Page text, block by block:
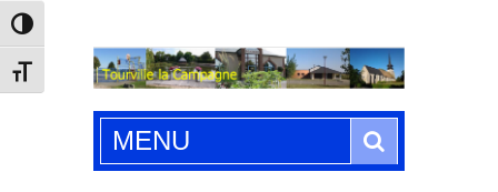
Passer en contraste élevé
Changer la taille de la police
MENU